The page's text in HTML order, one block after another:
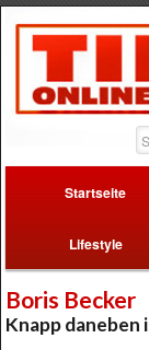
Startseite
Lifestyle
Boris Becker
Knapp daneben